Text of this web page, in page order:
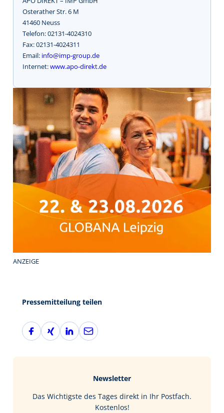
Osterather Str. 6 M
41460 Neuss
Telefon: 02131-4024310
Fax: 02131-4024311
Email: info@imp-group.de
Internet:www.apo-direkt.de
ANZEIGE
Pressemitteilung teilen
F
a
X
i
L
i
I
E
-
Newsletter
Das Wichtigste des Tages direkt in Ihr Postfach.
Kostenlos!